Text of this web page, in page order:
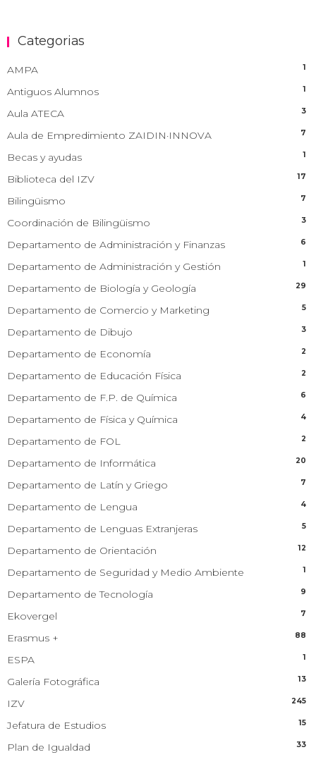
Categorias
AMPA 1
Antiguos Alumnos 1
Aula ATECA 3
Aula de Empredimiento ZAIDIN·INNOVA 7
Becas y ayudas 1
Biblioteca del IZV 17
Bilingüismo 7
Coordinación de Bilingüismo 3
Departamento de Administración y Finanzas 6
Departamento de Administración y Gestión 1
Departamento de Biología y Geología 29
Departamento de Comercio y Marketing 5
Departamento de Dibujo 3
Departamento de Economía 2
Departamento de Educación Física 2
Departamento de F.P. de Química 6
Departamento de Física y Química 4
Departamento de FOL 2
Departamento de Informática 20
Departamento de Latín y Griego 7
Departamento de Lengua 4
Departamento de Lenguas Extranjeras 5
Departamento de Orientación 12
Departamento de Seguridad y Medio Ambiente 1
Departamento de Tecnología 9
Ekovergel 7
Erasmus + 88
ESPA 1
Galería Fotográfica 13
IZV 245
Jefatura de Estudios 15
Plan de Igualdad 33